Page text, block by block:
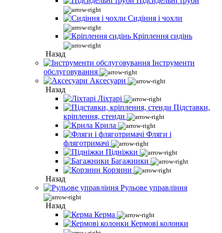
Сидіння і чохли
Кріплення сидінь
Назад
Інструменти
обслуговування
Аксесуари
Назад
Ліхтарі
Підставки,
кріплення, стенди
Крила
Фляги і
фляготримачі
Підніжки
Багажники
Корзини
Назад
Рульове управління
Назад
Керма
Кермові колонки